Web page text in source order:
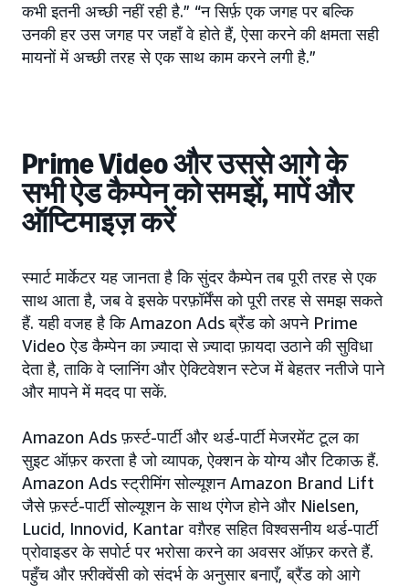
कभी इतनी अच्छी नहीं रही है.” “न सिर्फ़ एक जगह पर बल्कि
उनकी हर उस जगह पर जहाँ वे होते हैं, ऐसा करने की क्षमता सही
मायनों में अच्छी तरह से एक साथ काम करने लगी है.”
Prime Video और उससे आगे के
सभी ऐड कैम्पेन को समझें, मापें और
ऑप्टिमाइज़ करें
स्मार्ट मार्केटर यह जानता है कि सुंदर कैम्पेन तब पूरी तरह से एक
साथ आता है, जब वे इसके परफ़ॉर्मेंस को पूरी तरह से समझ सकते
हैं. यही वजह है कि Amazon Ads ब्रैंड को अपने Prime
Video ऐड कैम्पेन का ज़्यादा से ज़्यादा फ़ायदा उठाने की सुविधा
देता है, ताकि वे प्लानिंग और ऐक्टिवेशन स्टेज में बेहतर नतीजे पाने
और मापने में मदद पा सकें.
Amazon Ads फ़र्स्ट-पार्टी और थर्ड-पार्टी मेजरमेंट टूल का
सुइट ऑफ़र करता है जो व्यापक, ऐक्शन के योग्य और टिकाऊ हैं.
Amazon Ads स्ट्रीमिंग सोल्यूशन Amazon Brand Lift
जैसे फ़र्स्ट-पार्टी सोल्यूशन के साथ एंगेज होने और Nielsen,
Lucid, Innovid, Kantar वग़ैरह सहित विश्वसनीय थर्ड-पार्टी
प्रोवाइडर के सपोर्ट पर भरोसा करने का अवसर ऑफ़र करते हैं.
पहुँच और फ़्रीक्वेंसी को संदर्भ के अनुसार बनाएँ, ब्रैंड को आगे